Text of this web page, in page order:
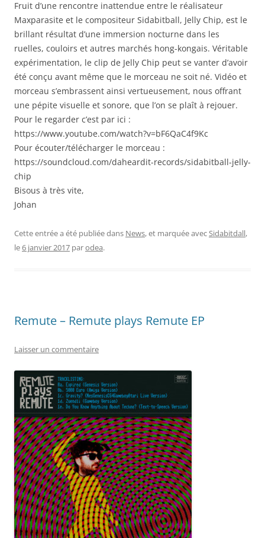
Fruit d’une rencontre inattendue entre le réalisateur
Maxparasite et le compositeur Sidabitball, Jelly Chip, est le
brillant résultat d’une immersion nocturne dans les
ruelles, couloirs et autres marchés hong-kongais. Véritable
expérimentation, le clip de Jelly Chip peut se vanter d’avoir
été conçu avant même que le morceau ne soit né. Vidéo et
morceau s’embrassent ainsi vertueusement, nous offrant
une pépite visuelle et sonore, que l’on se plaît à rejouer.
Pour le regarder c’est par ici :
https://www.youtube.com/watch?v=bF6QaC4f9Kc
Pour écouter/télécharger le morceau :
https://soundcloud.com/daheardit-records/sidabitball-jelly-
chip
Bisous à très vite,
Johan
Cette entrée a été publiée dans News, et marquée avecSidabitdall,
le6 janvier 2017 parodea.
Remute – Remute plays Remute EP
Laisser un commentaire